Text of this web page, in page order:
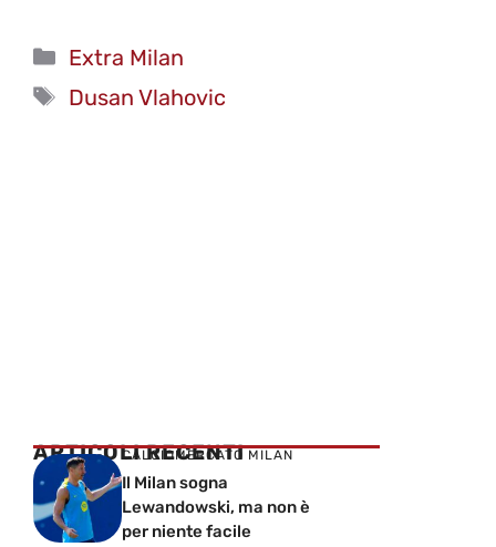
Categorie
Extra Milan
Tag
Dusan Vlahovic
ARTICOLI RECENTI
CALCIOMERCATO MILAN
Il Milan sogna
Lewandowski, ma non è
per niente facile